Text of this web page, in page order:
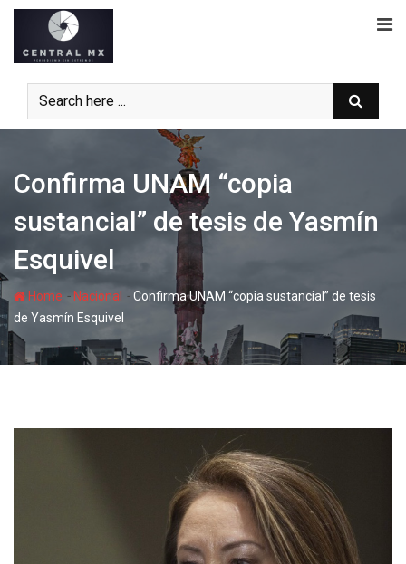
Skip
content
Confirma UNAM “copia
sustancial” de tesis de Yasmín
Esquivel
Home - Nacional -Confirma UNAM “copia sustancial” de tesis
de Yasmín Esquivel